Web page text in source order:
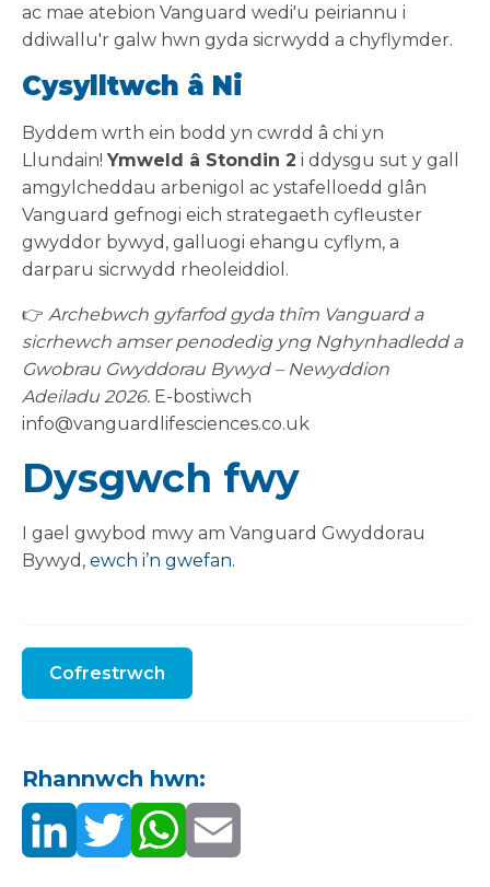
ac mae atebion Vanguard wedi'u peiriannu i
ddiwallu'r galw hwn gyda sicrwydd a chyflymder.
Cysylltwch â Ni
Byddem wrth ein bodd yn cwrdd â chi yn
Llundain! Ymweld â Stondin 2 i ddysgu sut y gall
amgylcheddau arbenigol ac ystafelloedd glân
Vanguard gefnogi eich strategaeth cyfleuster
gwyddor bywyd, galluogi ehangu cyflym, a
darparu sicrwydd rheoleiddiol.
👉 Archebwch gyfarfod gyda thîm Vanguard a
sicrhewch amser penodedig yng Nghynhadledd a
Gwobrau Gwyddorau Bywyd – Newyddion
Adeiladu 2026. E-bostiwch
info@vanguardlifesciences.co.uk
Dysgwch fwy
I gael gwybod mwy am Vanguard Gwyddorau
Bywyd, ewch i’n gwefan.
Cofrestrwch
Rhannwch hwn: